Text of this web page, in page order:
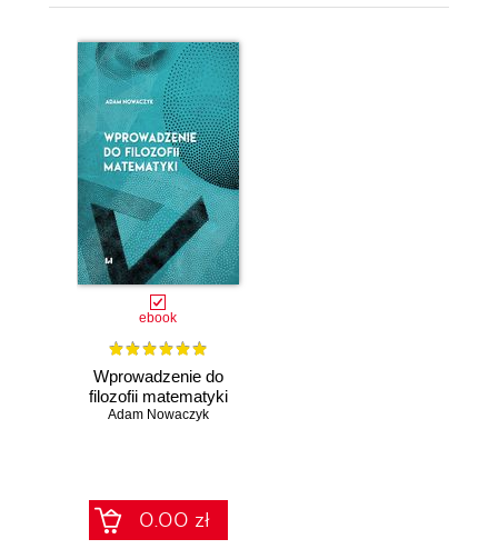
ebook
Wprowadzenie do
filozofii matematyki
Adam Nowaczyk
0.00 zł